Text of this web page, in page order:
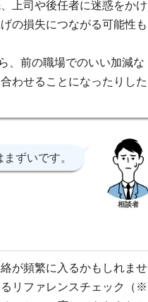
上司や後任者に迷惑をかけ
の損失につながる可能性も
、前の職場でのいい加減な
わせることになったりした
まずいです。
相談者
が頻繁に入るかもしれませ
リファレンスチェック（※